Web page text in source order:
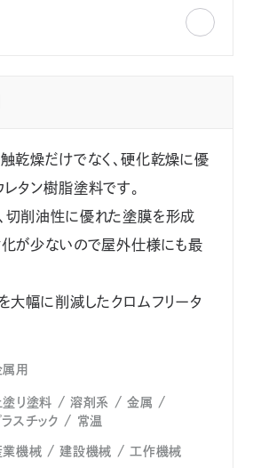
ズ
オフィス家具
家庭用品
属製品
（窯業系・⾦属系）
外装部材
部材
ウェアラブルデバイス
触乾燥だけでなく、硬化乾燥に優
タン樹脂塗料です。
切削油性に優れた塗膜を形成
化が少ないので屋外仕様にも最
大幅に削減したクロムフリータ
属用
塗り塗料 溶剤系
金属
スチック
常温
業機械 建設機械 工作機械